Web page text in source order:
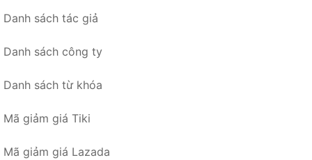
Danh sách tác giả
Danh sách công ty
Danh sách từ khóa
Mã giảm giá Tiki
Mã giảm giá Lazada